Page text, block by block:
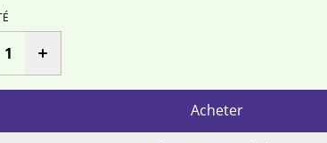
Acheter